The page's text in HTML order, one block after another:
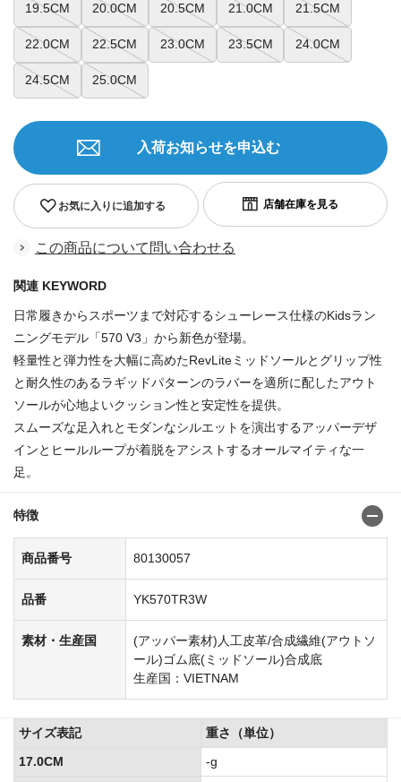
19.5CM 20.0CM 20.5CM 21.0CM 21.5CM
22.0CM 22.5CM 23.0CM 23.5CM 24.0CM
24.5CM 25.0CM
お気に入りに追加する
入荷お知らせを申込む
この商品について問い合わせる
関連 KEYWORD
日常履きからスポーツまで対応するシューレース仕様のKidsラン
ニングモデル「570 V3」から新色が登場。
軽量性と弾力性を大幅に高めたRevLiteミッドソールとグリップ性
と耐久性のあるラギッドパターンのラバーを適所に配したアウト
ソールが心地よいクッション性と安定性を提供。
スムーズな足入れとモダンなシルエットを演出するアッパーデザ
インとヒールループが着脱をアシストするオールマイティな一
足。
特徴
商品番号 80130057
品番 YK570TR3W
素材・生産国
(アッパー素材)人工皮革/合成繊維(アウトソ
ール)ゴム底(ミッドソール)合成底
生産国：VIETNAM
サイズ表記
重さ（単位）
17.0CM
-g